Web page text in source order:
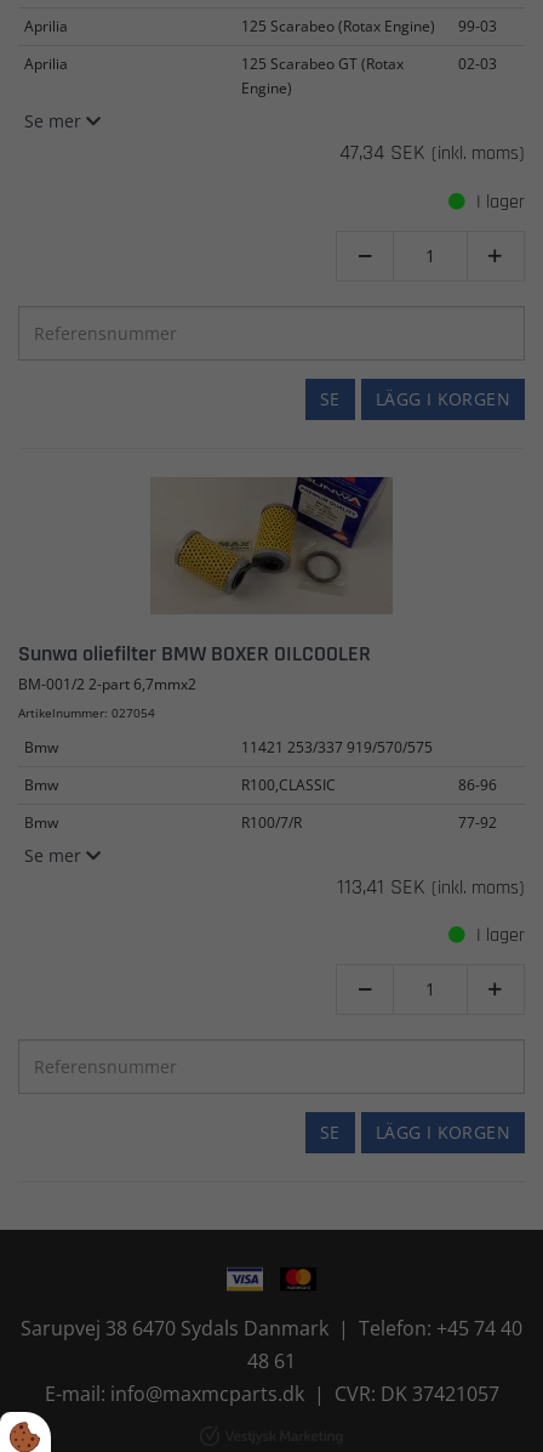
Aprilia
125 Scarabeo (Rotax Engine)
99-03
Aprilia
125 Scarabeo GT (Rotax
Engine)
02-03
Se mer
47,34 SEK (inkl. moms)
I lager
 
LÄGG I KORGEN
SE
Sunwa oliefilter BMW BOXER OILCOOLER
BM-001/2 2-part 6,7mmx2
Artikelnummer: 027054
Bmw
11421 253/337 919/570/575
Bmw
R100,CLASSIC
86-96
Bmw
R100/7/R 77-92
Se mer
113,41 SEK (inkl. moms)
I lager
 
LÄGG I KORGEN
SE
Sarupvej 38 6470 Sydals Danmark | Telefon: +45 74 40
48 61
E-mail: info@maxmcparts.dk | CVR: DK 37421057